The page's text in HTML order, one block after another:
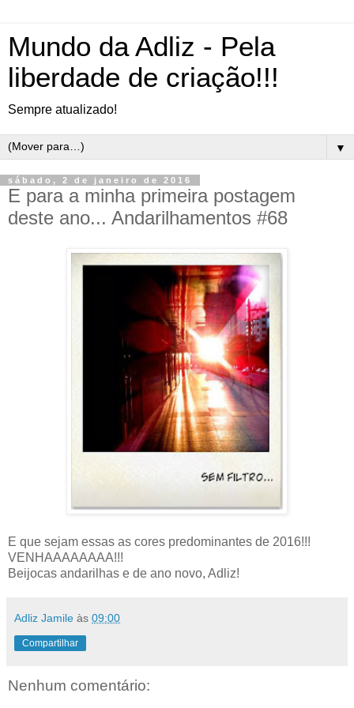
Mundo da Adliz - Pela
liberdade de criação!!!
Sempre atualizado!
▼
sábado, 2 de janeiro de 2016
E para a minha primeira postagem
deste ano... Andarilhamentos #68
E que sejam essas as cores predominantes de 2016!!!
VENHAAAAAAAA!!!
Beijocas andarilhas e de ano novo, Adliz!
Adliz Jamile às 09:00
Compartilhar
Nenhum comentário: